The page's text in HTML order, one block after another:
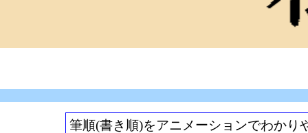
筆順(書き順)をアニメーションでわかり